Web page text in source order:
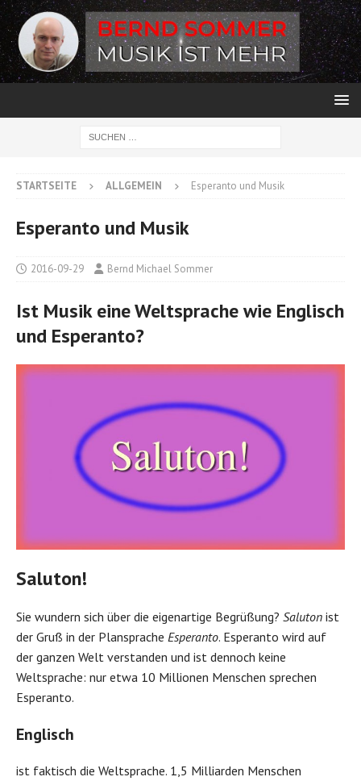
STARTSEITE ALLGEMEIN Esperanto und Musik
Esperanto und Musik
2016-09-29 Bernd Michael Sommer
Ist Musik eine Weltsprache wie Englisch
und Esperanto?
Saluton!
Sie wundern sich über die eigenartige Begrüßung? Saluton ist
der Gruß in der Plansprache Esperanto. Esperanto wird auf
der ganzen Welt verstanden und ist dennoch keine
Weltsprache: nur etwa 10 Millionen Menschen sprechen
Esperanto.
Englisch
ist faktisch die Weltsprache. 1,5 Milliarden Menschen